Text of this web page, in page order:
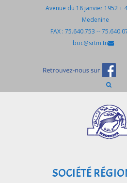
Avenue du 18 janvier 1952 +
Medenine
75.640.070 -- FAX :
boc@srtm.tn
SOCIÉTÉ